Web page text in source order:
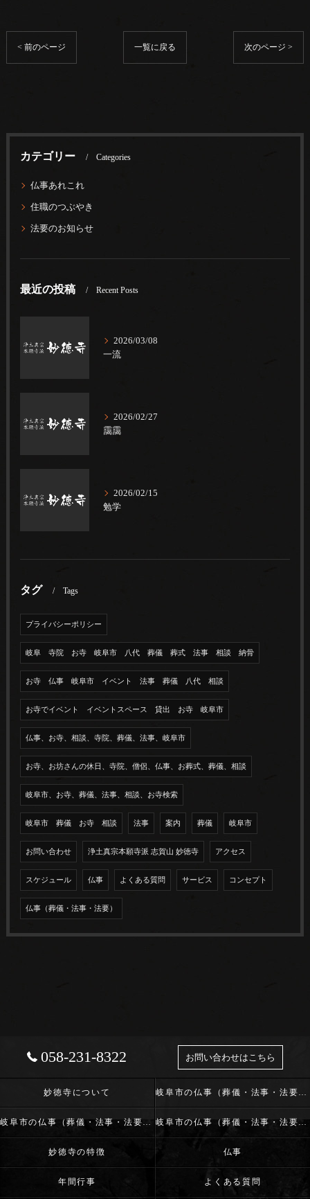
< 前のページ 一覧に戻る 次のページ >
カテゴリー Categories
仏事あれこれ
住職のつぶやき
法要のお知らせ
最近の投稿 Recent Posts
2026/03/08
一流
2026/02/27
靄靄
2026/02/15
勉学
タグ Tags
プライバシーポリシー
岐阜 寺院 お寺 岐阜市 八代 葬儀 葬式 法事 相談 納骨
お寺 仏事 岐阜市 イベント 法事 葬儀 八代 相談
お寺でイベント イベントスペース 貸出 お寺 岐阜市
仏事、お寺、相談、寺院、葬儀、法事、岐阜市
お寺、お坊さんの休日、寺院、僧侶、仏事、お葬式、葬儀、相談
岐阜市、お寺、葬儀、法事、相談、お寺検索
岐阜市 葬儀 お寺 相談 法事 案内 葬儀 岐阜市
お問い合わせ 浄土真宗本願寺派 志賀山 妙徳寺 アクセス
スケジュール 仏事 よくある質問 サービス コンセプト
仏事（葬儀・法事・法要）
058-231-8322 お問い合わせはこちら
妙徳寺について 岐阜市の仏事（葬儀・法事・法要）･浄土真宗本願寺派 志賀山 妙徳寺の口コミ情報
岐阜市の仏事（葬儀・法事・法要）･浄土真宗本願寺派 志賀山 妙徳寺の評判 岐阜市の仏事（葬儀・法事・法要）･浄土真宗本願寺派 志賀山 妙徳寺のお客様の声
妙徳寺の特徴 仏事
年間行事 よくある質問